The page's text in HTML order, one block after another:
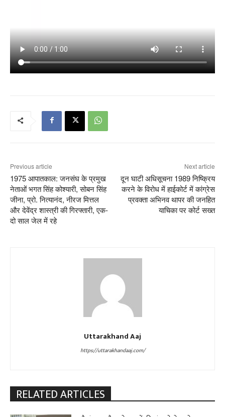
Previous article
1975 आपातकाल: जनसंघ के प्रमुख
नेताओं भगत सिंह कोश्यारी, सोबन सिंह
जीना, प्रो. नित्यानंद, नीरज मित्तल
और देवेंद्र शास्त्री की गिरफ्तारी, एक-
दो साल जेल में रहे
Next article
दून घाटी अधिसूचना 1989 निष्क्रिय
करने के विरोध में हाईकोर्ट में कांग्रेस
प्रवक्ता अभिनव थापर की जनहित
याचिका पर कोर्ट सख्त
Uttarakhand Aaj
https://uttarakhandaaj.com/
RELATED ARTICLES